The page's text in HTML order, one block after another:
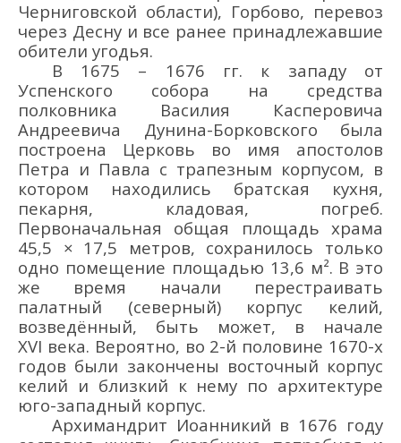
Черниговской области), Горбово, перевоз
через Десну и все ранее принадлежавшие
обители угодья.
В 1675 – 1676 гг. к западу от
Успенского собора на средства
полковника Василия Касперовича
Андреевича Дунина-Борковского была
построена Церковь во имя апостолов
Петра и Павла с трапезным корпусом, в
котором находились братская кухня,
пекарня, кладовая, погреб.
Первоначальная общая площадьхрама
45,5 × 17,5 метров, сохранилось только
одно помещение площадью 13,6 м². В это
же время начали перестраивать
палатный (северный) корпус келий,
возведённый, быть может, в начале
XVI века. Вероятно, во 2-й половине 1670-х
годов были закончены восточный корпус
келий и близкий к нему по архитектуре
юго-западный корпус.
Архимандрит Иоанникий в 1676 году